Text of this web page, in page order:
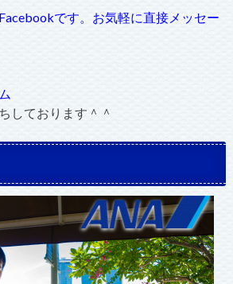
です。お気軽に直接メッセー
しております＾＾